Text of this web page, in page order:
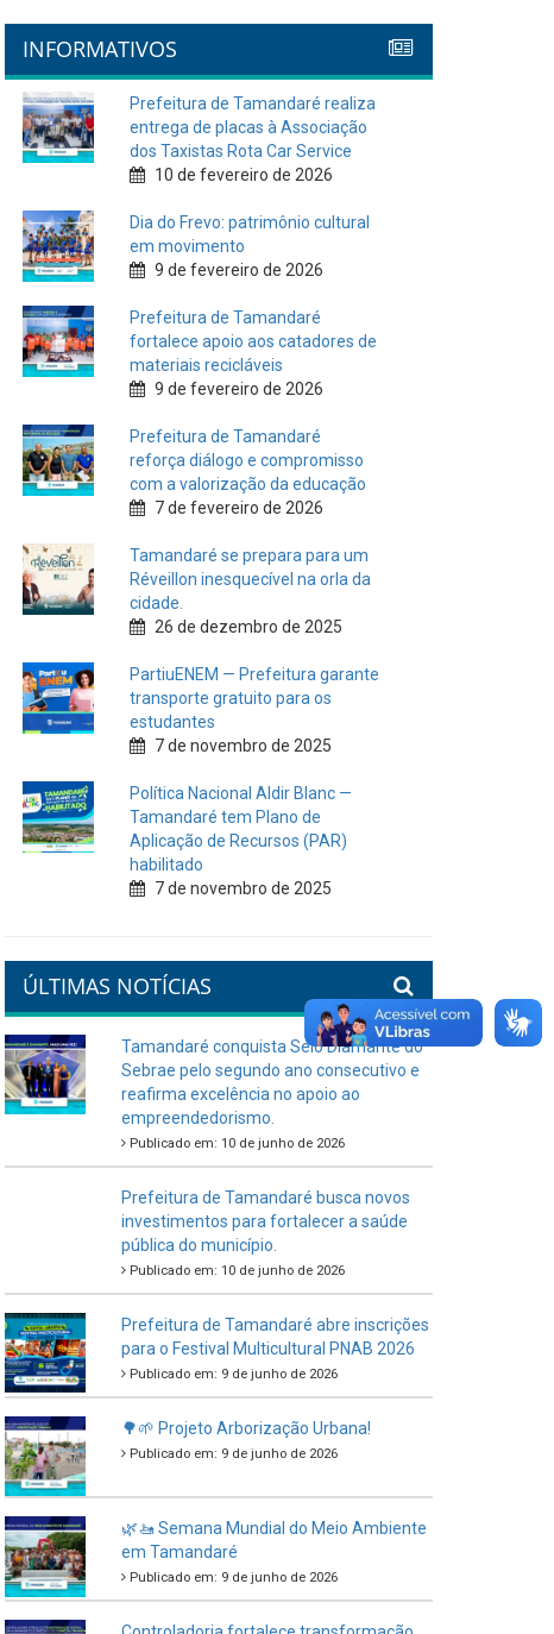
INFORMATIVOS
Prefeitura de Tamandaré realiza
entrega de placas à Associação
dos Taxistas Rota Car Service
10 de fevereiro de 2026
Dia do Frevo: patrimônio cultural
em movimento
9 de fevereiro de 2026
Prefeitura de Tamandaré
fortalece apoio aos catadores de
materiais recicláveis
9 de fevereiro de 2026
Prefeitura de Tamandaré
reforça diálogo e compromisso
com a valorização da educação
7 de fevereiro de 2026
Tamandaré se prepara para um
Réveillon inesquecível na orla da
cidade.
26 de dezembro de 2025
PartiuENEM — Prefeitura garante
transporte gratuito para os
estudantes
7 de novembro de 2025
Política Nacional Aldir Blanc —
Tamandaré tem Plano de
Aplicação de Recursos (PAR)
habilitado
7 de novembro de 2025
ÚLTIMAS NOTÍCIAS
Tamandaré conquista Selo Diamante do
Sebrae pelo segundo ano consecutivo e
reafirma excelência no apoio ao
empreendedorismo.
Publicado em: 10 de junho de 2026
Prefeitura de Tamandaré busca novos
investimentos para fortalecer a saúde
pública do município.
Publicado em: 10 de junho de 2026
Prefeitura de Tamandaré abre inscrições
para o Festival Multicultural PNAB 2026
Publicado em: 9 de junho de 2026
🌳🌱 Projeto Arborização Urbana!
Publicado em: 9 de junho de 2026
🌿🚤 Semana Mundial do Meio Ambiente
em Tamandaré
Publicado em: 9 de junho de 2026